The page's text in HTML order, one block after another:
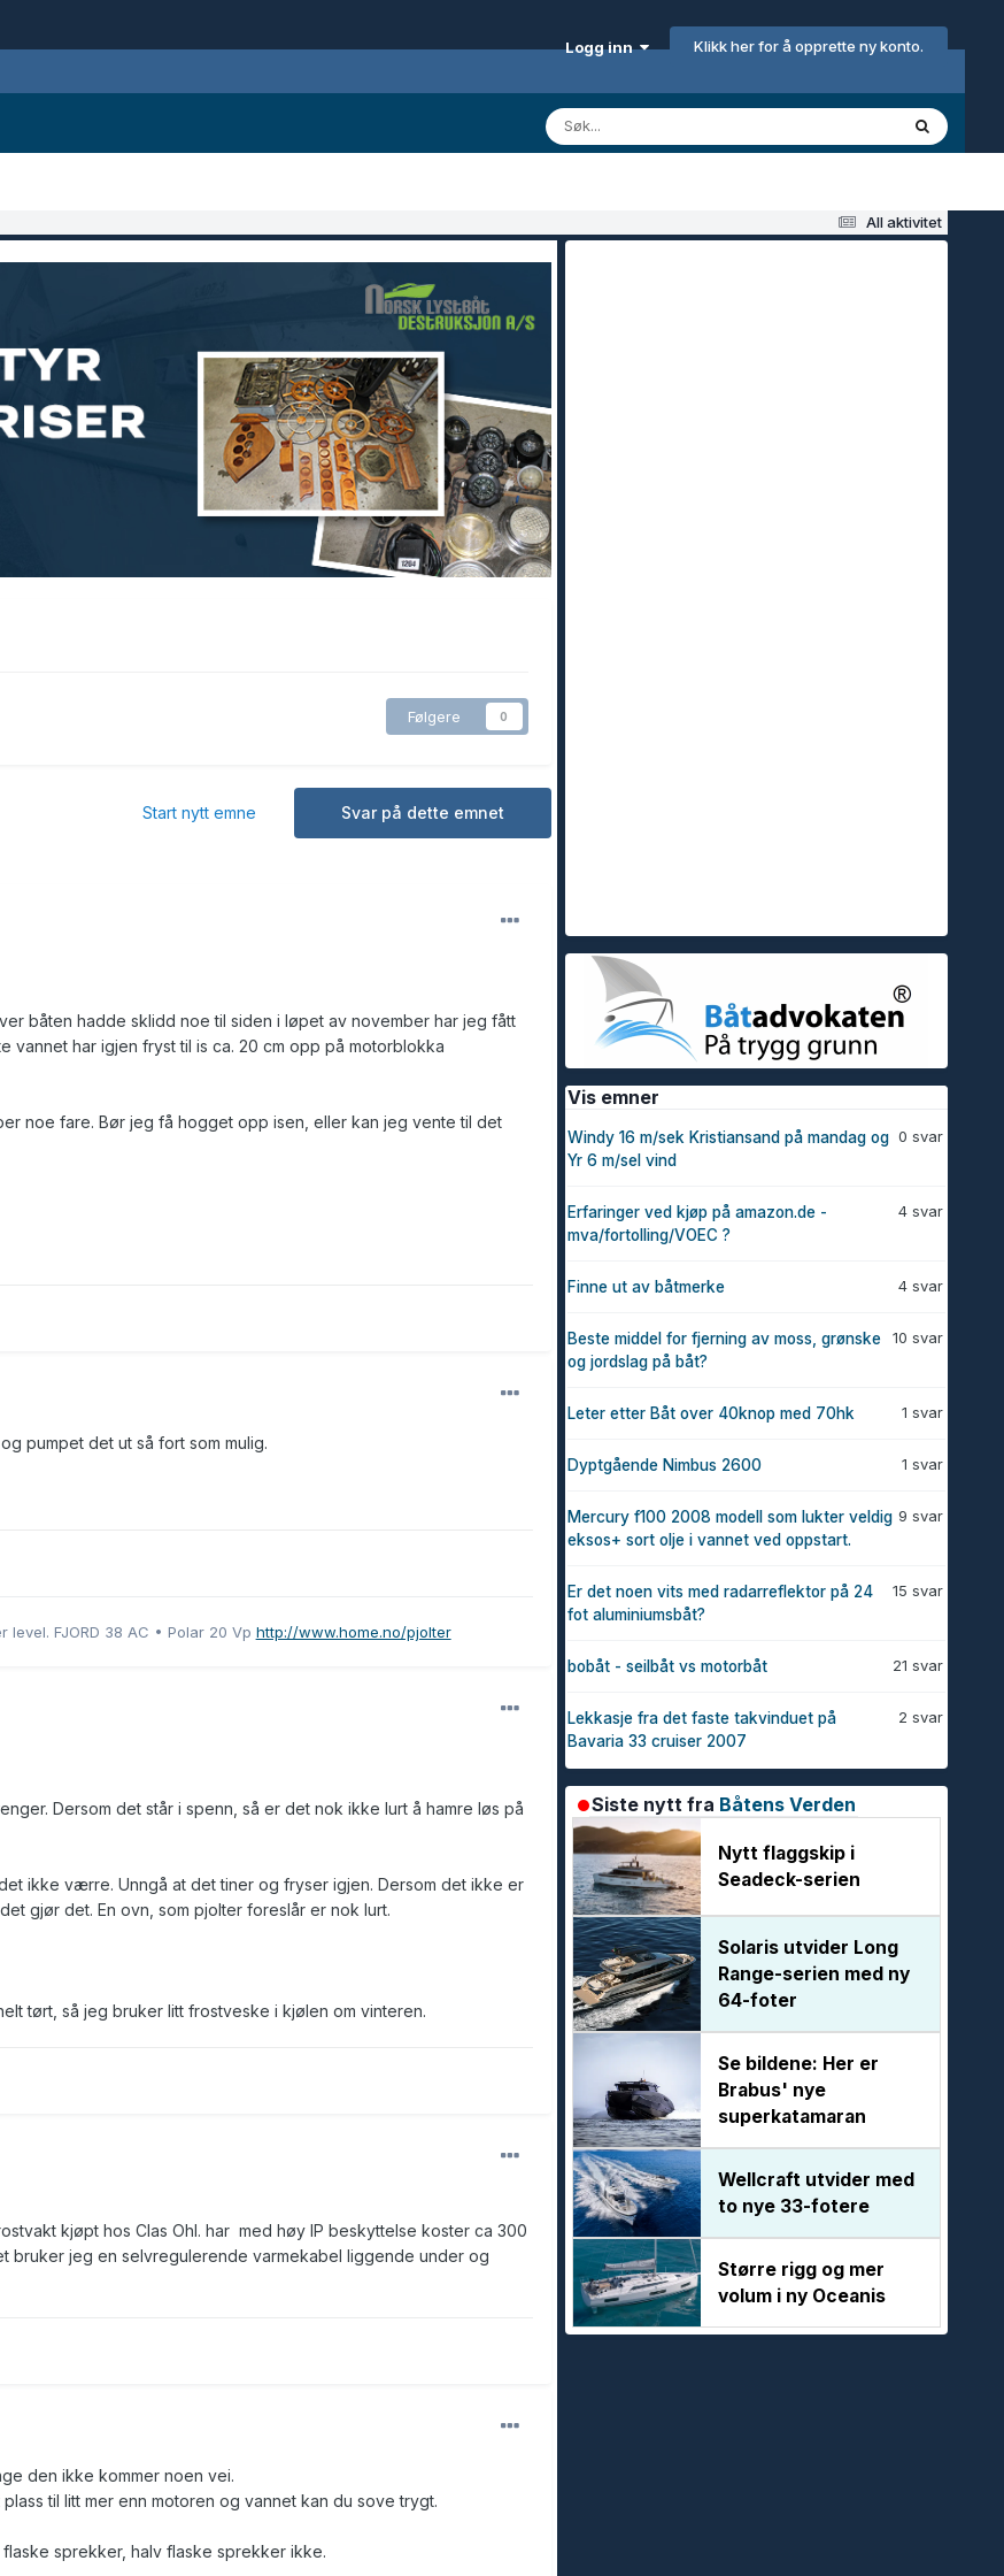
Logg inn Klikk her for å opprette ny konto.
All aktivitet
Følgere 0
Svar på dette emnet
Start nytt emne
båten hadde sklidd noe til siden i løpet av november har jeg fått
vannet har igjen fryst til is ca. 20 cm opp på motorblokka
noe fare. Bør jeg få hogget opp isen, eller kan jeg vente til det
pumpet det ut så fort som mulig.
FJORD 38 AC • Polar 20 Vp http://www.home.no/pjolter
Dersom det står i spenn, så er det nok ikke lurt å hamre løs på
ikke værre. Unngå at det tiner og fryser igjen. Dersom det ikke er
gjør det. En ovn, som pjolter foreslår er nok lurt.
tørt, så jeg bruker litt frostveske i kjølen om vinteren.
kjøpt hos Clas Ohl. har med høy IP beskyttelse koster ca 300
bruker jeg en selvregulerende varmekabel liggende under og
den ikke kommer noen vei.
til litt mer enn motoren og vannet kan du sove trygt.
sprekker, halv flaske sprekker ikke.
Vis emner
0 svar
Windy 16 m/sek Kristiansand på mandag og
Yr 6 m/sel vind
4 svar
Erfaringer ved kjøp på amazon.de -
mva/fortolling/VOEC ?
4 svar
Finne ut av båtmerke
10 svar
Beste middel for fjerning av moss, grønske
og jordslag på båt?
1 svar
Leter etter Båt over 40knop med 70hk
1 svar
Dyptgående Nimbus 2600
9 svar
Mercury f100 2008 modell som lukter veldig
eksos+ sort olje i vannet ved oppstart.
15 svar
Er det noen vits med radarreflektor på 24
fot aluminiumsbåt?
21 svar
bobåt - seilbåt vs motorbåt
2 svar
Lekkasje fra det faste takvinduet på
Bavaria 33 cruiser 2007
Siste nytt fra Båtens Verden
Nytt flaggskip i
Seadeck-serien
Solaris utvider Long
Range-serien med ny
64-foter
Se bildene: Her er
Brabus' nye
superkatamaran
Wellcraft utvider med
to nye 33-fotere
Større rigg og mer
volum i ny Oceanis